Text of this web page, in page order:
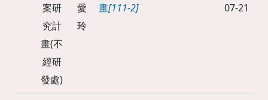
案研
究計
畫(不
經研
發處)
愛
玲
畫[111-2]
07-21